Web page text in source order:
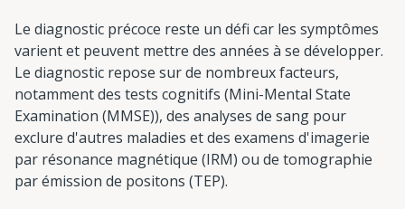
Le diagnostic précoce reste un défi car les symptômes
varient et peuvent mettre des années à se développer.
Le diagnostic repose sur de nombreux facteurs,
notamment des tests cognitifs (Mini-Mental State
Examination (MMSE)), des analyses de sang pour
exclure d'autres maladies et des examens d'imagerie
par résonance magnétique (IRM) ou de tomographie
par émission de positons (TEP).